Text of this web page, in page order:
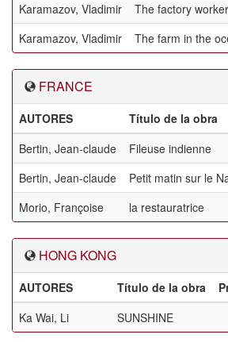
Karamazov, Vladimir
The factory worker
Karamazov, Vladimir
The farm in the
FRANCE
AUTORES Título de la obra
Bertin, Jean-claude
Fileuse indienne
Bertin, Jean-claude
Petit matin sur le
Morio, Françoise
la restauratrice
HONG KONG
AUTORES Título de la obra
Ka Wai, Li
SUNSHINE